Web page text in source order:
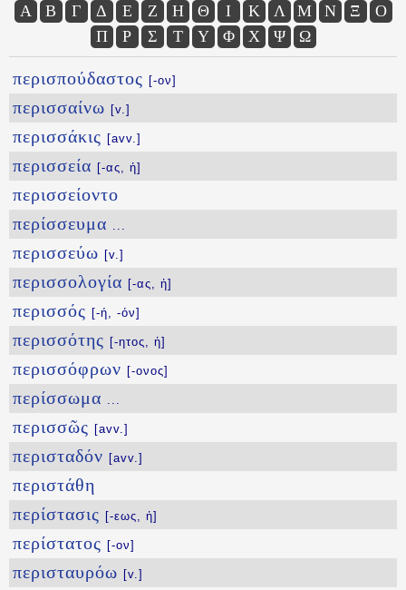
Α Β Γ Δ Ε Ζ Η Θ Ι Κ Λ Μ Ν Ξ
Ο
Π
Ρ Σ Τ Υ Φ Χ Ψ Ω
περισπούδαστος [-ον]
περισσαίνω [v.]
περισσάκις [avv.]
περισσεία [-ας, ἡ]
περισσείοντο
περίσσευμα ...
περισσεύω [v.]
περισσολογία [-ας, ἡ]
περισσός [-ή, -όν]
περισσότης [-ητος, ἡ]
περισσόφρων [-ονος]
περίσσωμα ...
περισσῶς [avv.]
περισταδόν [avv.]
περιστάθη
περίστασις [-εως, ἡ]
περίστατος [-ον]
περισταυρόω [v.]